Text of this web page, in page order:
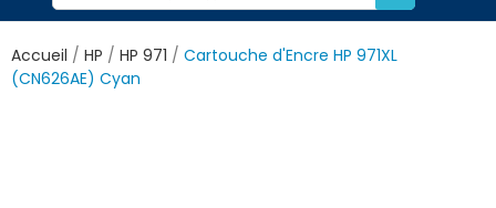
Accueil HP HP 971
Cartouche d'Encre HP 971XL
(CN626AE) Cyan